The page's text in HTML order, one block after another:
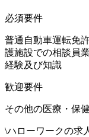
必須要件
普通自動車運転
護施設での相談員
経験及び知識
歓迎要件
その他の医療・保
\ハローワークの求